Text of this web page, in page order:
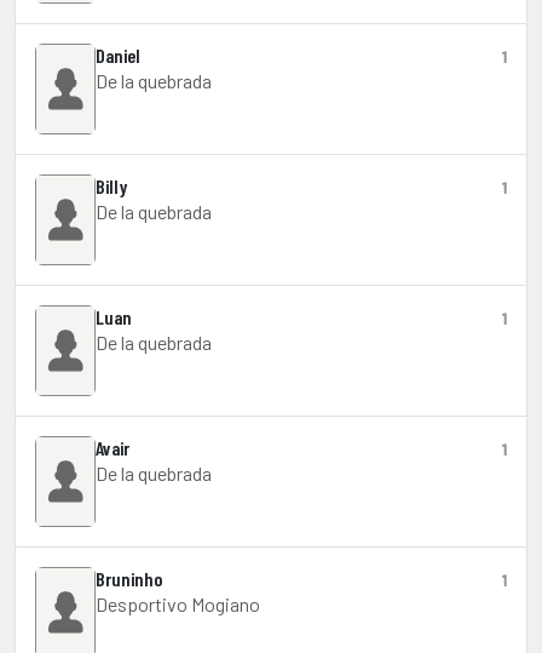
Daniel
De la quebrada
1
Billy
De la quebrada
1
Luan
De la quebrada
1
Avair
De la quebrada
1
Bruninho
Desportivo Mogiano
1